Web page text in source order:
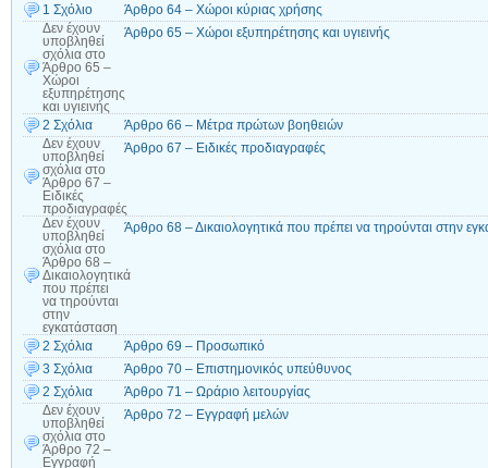
1 Σχόλιο
Άρθρο 64 – Χώροι κύριας χρήσης
Δεν έχουν
υποβληθεί
σχόλια στο
Άρθρο 65 –
Χώροι
εξυπηρέτησης
και υγιεινής
Άρθρο 65 – Χώροι εξυπηρέτησης και υγιεινής
2 Σχόλια
Άρθρο 66 – Μέτρα πρώτων βοηθειών
Δεν έχουν
υποβληθεί
σχόλια στο
Άρθρο 67 –
Ειδικές
προδιαγραφές
Άρθρο 67 – Ειδικές προδιαγραφές
Δεν έχουν
υποβληθεί
σχόλια στο
Άρθρο 68 –
Δικαιολογητικά
που πρέπει
να τηρούνται
στην
εγκατάσταση
Άρθρο 68 – Δικαιολογητικά που πρέπει να τηρούνται στην
2 Σχόλια
Άρθρο 69 – Προσωπικό
3 Σχόλια
Άρθρο 70 – Επιστημονικός υπεύθυνος
2 Σχόλια
Άρθρο 71 – Ωράριο λειτουργίας
Δεν έχουν
υποβληθεί
σχόλια στο
Άρθρο 72 –
Εγγραφή
Άρθρο 72 – Εγγραφή μελών